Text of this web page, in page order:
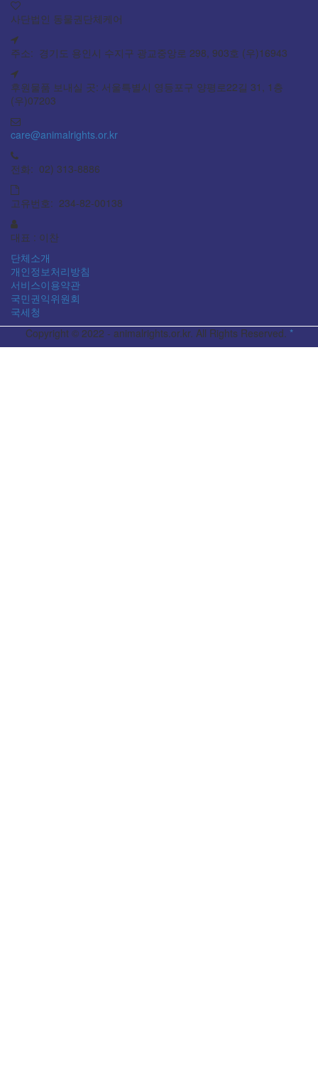
사단법인 동물권단체케어
주소: 경기도 용인시 수지구 광교중앙로 298, 903호 (우)16943
후원물품 보내실 곳: 서울특별시 영등포구 양평로22길 31, 1층
(우)07203
care@animalrights.or.kr
전화: 02) 313-8886
고유번호: 234-82-00138
대표 : 이찬
단체소개
개인정보처리방침
서비스이용약관
국민권익위원회
국세청
Copyright © 2022 - animalrights.or.kr. All Rights Reserved. *